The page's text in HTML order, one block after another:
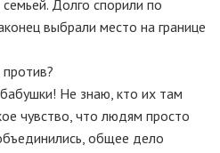
Долго спорили по
выбрали место на границе
Не знаю, кто их там
чувство, что людям просто
общее дело